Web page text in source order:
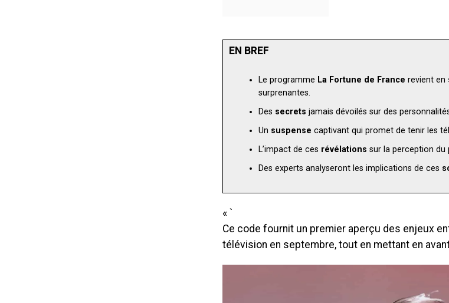
EN BREF
Le programme La Fortune de France revient en
surprenantes.
Des secrets jamais dévoilés sur des
Un suspense captivant qui promet de tenir les
L’impact de ces révélations sur la perception du
Des experts analyseront les implications de ces
« `
Ce code fournit un premier aperçu des enjeux
télévision en septembre, tout en mettant en